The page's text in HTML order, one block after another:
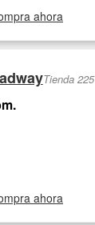
ahora
Tienda 225
ahora